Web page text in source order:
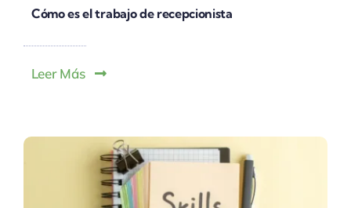
Cómo es el trabajo de recepcionista
Leer Más